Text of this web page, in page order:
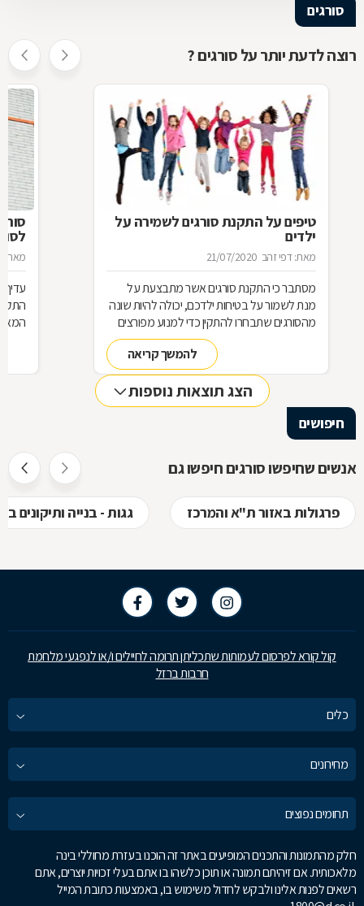
סורגים
רוצה לדעת יותר על סורגים ?
טיפים על התקנת סורגים לשמירה על
ילדים
מאת: דפי זהב 21/07/2020
מסתבר כי התקנת סורגים אשר מתבצעת על
מנת לשמור על בטיחות ילדכם, יכולה להיות שונה
מהסורגים שתבחרו להתקין כדי למנוע מפורצים
להיכנס לביתכם. אילו סורגים מתאימים לשמירה
על בטיחות ילדכם? מדוע חשוב להקפיד על
סורגים מגולוונים? כיצד ניתן למנוע היווצרות חלודה
על הסורגים? כל הטיפים לפניכם
להמשך קריאה
מאת:
הצג תוצאות נוספות
חיפושים
אנשים שחיפשו סורגים חיפשו גם
פרגולות באזור ת"א והמרכז גגות - בנייה ותיקונים
קול קורא לפרסום לעמותות שתכליתן תרומה לחיילים ו/או לנפגעי מלחמת
חרבות ברזל
כלים
מחירונים
תחומים נפוצים
חלק מהתמונות והתכנים המופיעים באתר זה הוכנו בעזרת מחוללי בינה
מלאכותית. אם זיהיתם תמונה או תוכן כלשהו בו אתם בעלי זכויות יוצרים, אתם
רשאים לפנות אלינו ולבקש לחדול משימוש בו, באמצעות כתובת המייל